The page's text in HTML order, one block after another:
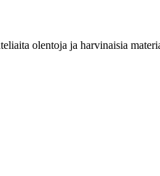
olentoja ja harvinaisia